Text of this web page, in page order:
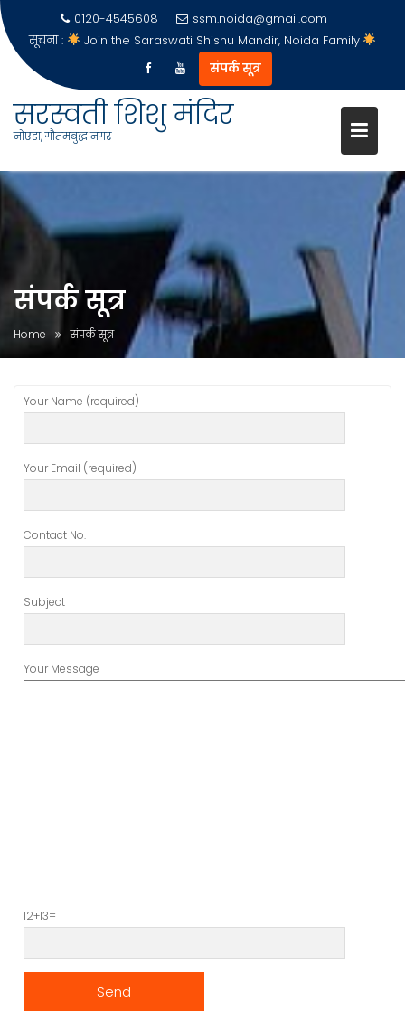
Skip
content
0120-4545608
ssm.noida@gmail.com
सूचना :
Join the Saraswati Shishu Mandir, Noida Family
संपर्क सूत्र
सरस्वती शिशु मंदिर
नोएडा, गौतमबुद्ध नगर
संपर्क सूत्र
Home संपर्क सूत्र
Your Name (required)
Your Email (required)
Contact No.
Subject
Your Message
12+13=